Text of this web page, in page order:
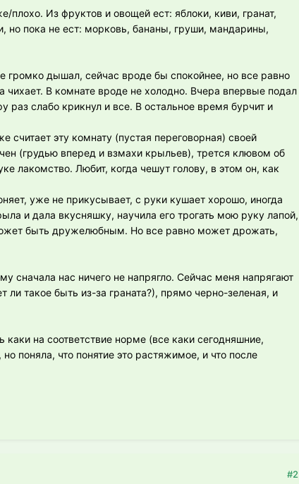
Из фруктов и овощей ест: яблоки, киви, гранат,
но пока не ест: морковь, бананы, груши, мандарины,
громко дышал, сейчас вроде бы спокойнее, но все равно
В комнате вроде не холодно. Вчера впервые подал
раз слабо крикнул и все. В остальное время бурчит и
эту комнату (пустая переговорная) своей
(грудью вперед и взмахи крыльев), трется клювом об
лакомство. Любит, когда чешут голову, в этом он, как
уже не прикусывает, с руки кушает хорошо, иногда
и дала вкусняшку, научила его трогать мою руку лапой,
быть дружелюбным. Но все равно может дрожать,
сначала нас ничего не напрягло. Сейчас меня напрягают
такое быть из-за граната?), прямо черно-зеленая, и
на соответствие норме (все каки сегодняшние,
поняла, что понятие это растяжимое, и что после
#2